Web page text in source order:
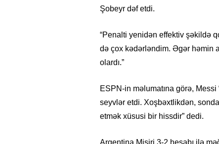
Şobeyr dəf etdi.
“Penalti yenidən effektiv şəkildə
də çox kədərləndim. Əgər həmin
olardı.”
ESPN-in məlumatına görə, Messi
seyvlər etdi. Xoşbəxtlikdən,
etmək xüsusi bir hissdir” dedi.